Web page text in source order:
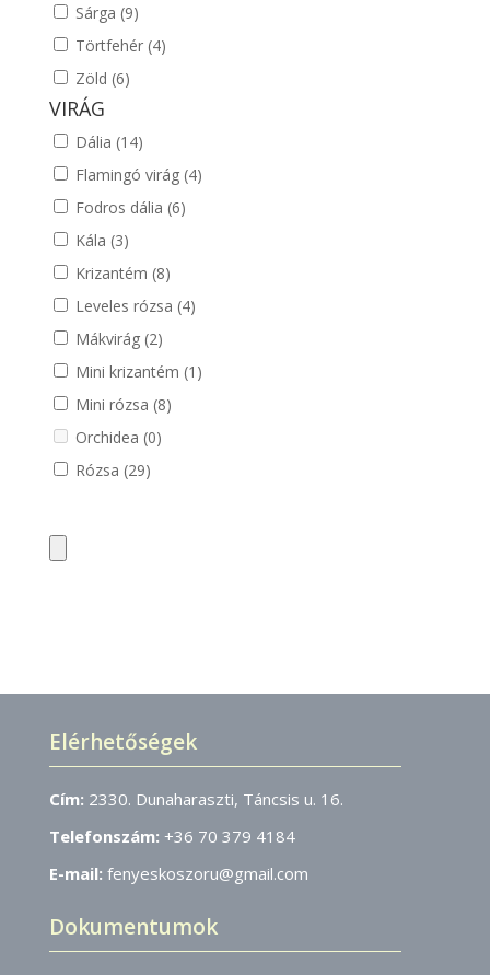
Sárga (9)
Törtfehér (4)
Zöld (6)
VIRÁG
Dália (14)
Flamingó virág (4)
Fodros dália (6)
Kála (3)
Krizantém (8)
Leveles rózsa (4)
Mákvirág (2)
Mini krizantém (1)
Mini rózsa (8)
Orchidea (0)
Rózsa (29)
Elérhetőségek
Cím: 2330. Dunaharaszti, Táncsis u. 16.
Telefonszám: +36 70 379 4184
E-mail: fenyeskoszoru@gmail.com
Dokumentumok